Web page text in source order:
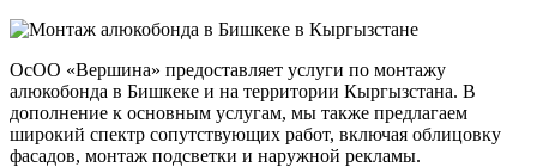
ОсОО «Вершина» предоставляет услуги по монтажу
алюкобонда в Бишкеке и на территории Кыргызстана. В
дополнение к основным услугам, мы также предлагаем
широкий спектр сопутствующих работ, включая облицовку
фасадов, монтаж подсветки и наружной рекламы.